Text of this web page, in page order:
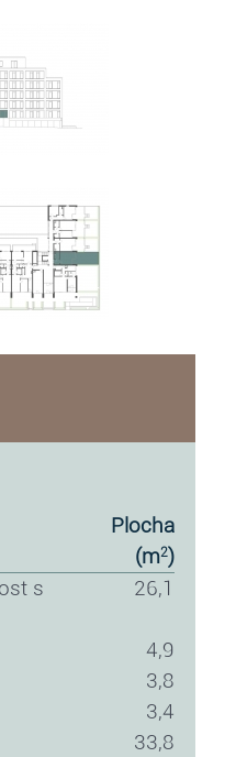
plocha
(m2)
26,1
4,9
3,8
3,4
33,8